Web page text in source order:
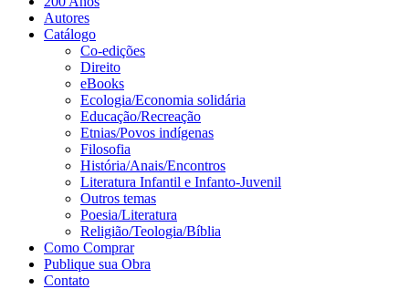
Autores
Catálogo
Co-edições
Direito
eBooks
Ecologia/Economia solidária
Educação/Recreação
Etnias/Povos indígenas
Filosofia
História/Anais/Encontros
Literatura Infantil e Infanto-Juvenil
Outros temas
Poesia/Literatura
Religião/Teologia/Bíblia
Como Comprar
Publique sua Obra
Contato